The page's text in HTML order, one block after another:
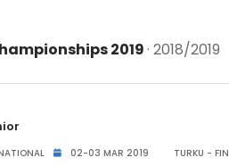
2019· 2018/2019
02-03 MAR 2019 TURKU - FIN